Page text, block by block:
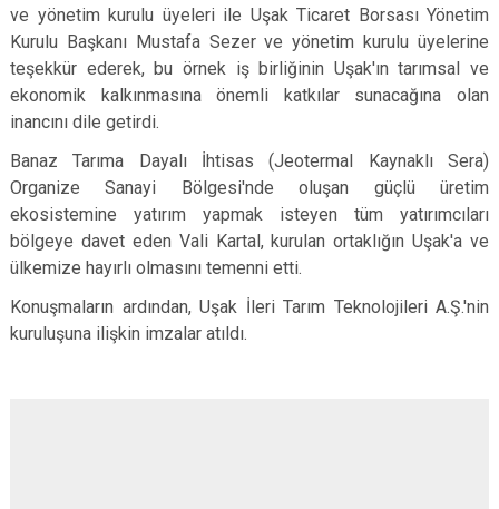
ve yönetim kurulu üyeleri ile Uşak Ticaret Borsası Yönetim
Kurulu Başkanı Mustafa Sezer ve yönetim kurulu üyelerine
teşekkür ederek, bu örnek iş birliğinin Uşak'ın tarımsal ve
ekonomik kalkınmasına önemli katkılar sunacağına olan
inancını dile getirdi.
Banaz Tarıma Dayalı İhtisas (Jeotermal Kaynaklı Sera)
Organize Sanayi Bölgesi'nde oluşan güçlü üretim
ekosistemine yatırım yapmak isteyen tüm yatırımcıları
bölgeye davet eden Vali Kartal, kurulan ortaklığın Uşak'a ve
ülkemize hayırlı olmasını temenni etti.
Konuşmaların ardından, Uşak İleri Tarım Teknolojileri A.Ş.'nin
kuruluşuna ilişkin imzalar atıldı.